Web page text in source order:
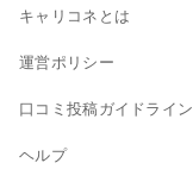
キャリコネとは
運営ポリシー
口コミ投稿ガイドライン
ヘルプ